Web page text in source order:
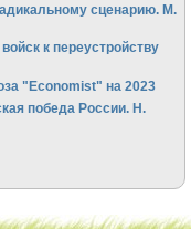
сценарию. М.
к переустройству
"Economist" на 2023
победа России. Н.